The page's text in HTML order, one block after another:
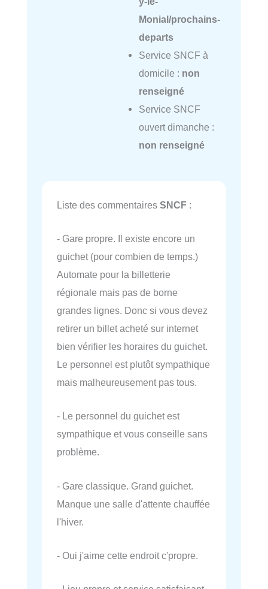
Monial/prochains-
departs
Service SNCF à
domicile : non
renseigné
Service SNCF
ouvert dimanche :
non renseigné
Liste des commentaires SNCF :
- Gare propre. Il existe encore un
guichet (pour combien de temps.)
Automate pour la billetterie
régionale mais pas de borne
grandes lignes. Donc si vous devez
retirer un billet acheté sur internet
bien vérifier les horaires du guichet.
Le personnel est plutôt sympathique
mais malheureusement pas tous.
- Le personnel du guichet est
sympathique et vous conseille sans
problème.
- Gare classique. Grand guichet.
Manque une salle d'attente chauffée
l'hiver.
- Oui j'aime cette endroit c'propre.